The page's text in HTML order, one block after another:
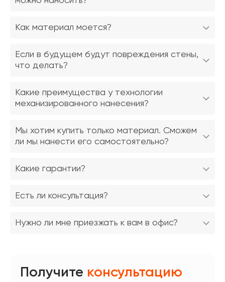
Как материал моется?
Если в будущем будут повреждения стены,
что делать?
Какие преимущества у технологии
механизированного нанесения?
Мы хотим купить только материал. Сможем
ли мы нанести его самостоятельно?
Какие гарантии?
Есть ли консультация?
Нужно ли мне приезжать к вам в офис?
Получите консультацию